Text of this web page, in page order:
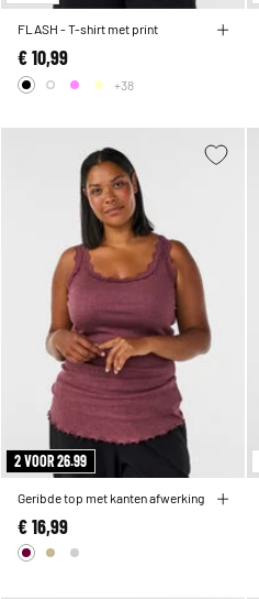
FLASH - T-shirt met print
€ 10,99
+38
2 VOOR 26.99
Geribde top met kanten afwerking
€ 16,99